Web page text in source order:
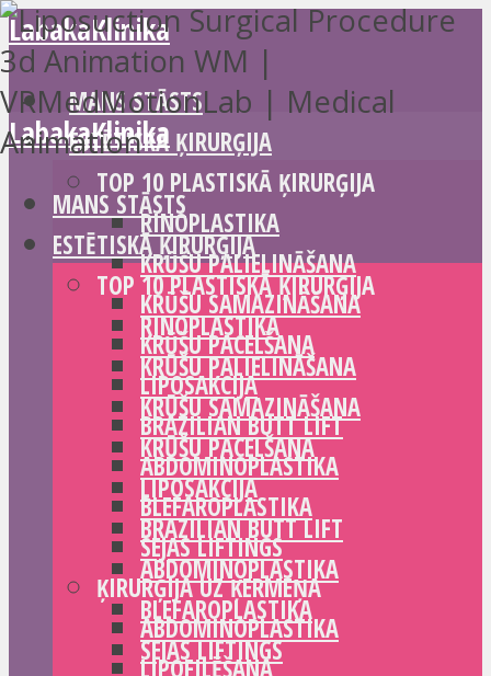
LabakaKlinika
MANS STĀSTS
ESTĒTISKĀ ĶIRURĢIJA
TOP 10 PLASTISKĀ ĶIRURĢIJA
RINOPLASTIKA
KRŪŠU PALIELINĀŠANA
KRŪŠU SAMAZINĀŠANA
KRŪŠU PACELŠANA
LIPOSAKCIJA
BRAZILIAN BUTT LIFT
ABDOMINOPLASTIKA
BLEFAROPLASTIKA
SEJAS LIFTINGS
ĶIRURĢIJA UZ ĶERMEŅA
ABDOMINOPLASTIKA
LIPOFILĒŠANA
LabakaKlinika
MANS STĀSTS
ESTĒTISKĀ ĶIRURĢIJA
TOP 10 PLASTISKĀ ĶIRURĢIJA
RINOPLASTIKA
KRŪŠU PALIELINĀŠANA
KRŪŠU SAMAZINĀŠANA
KRŪŠU PACELŠANA
LIPOSAKCIJA
BRAZILIAN BUTT LIFT
ABDOMINOPLASTIKA
BLEFAROPLASTIKA
SEJAS LIFTINGS